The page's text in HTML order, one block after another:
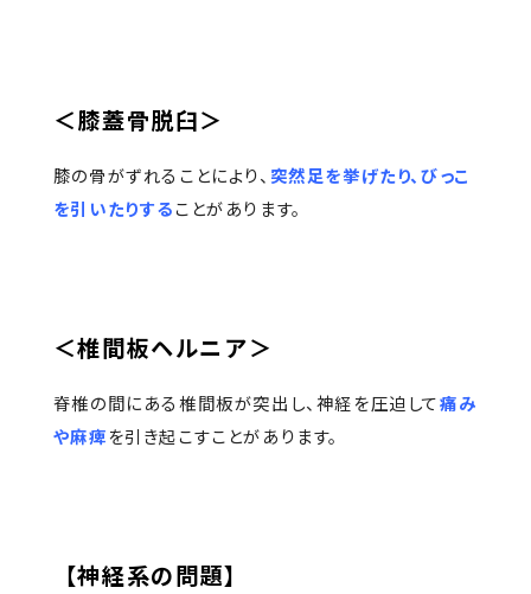
＜膝蓋骨脱臼＞
膝の骨がずれることにより、 突然足を挙げたり、びっこ
を引いたりすることがあります。
＜椎間板ヘルニア＞
脊椎の間にある椎間板が突出し、神経を圧迫して痛み
や麻痺 を引き起こすことがあります。
【神経系の問題】